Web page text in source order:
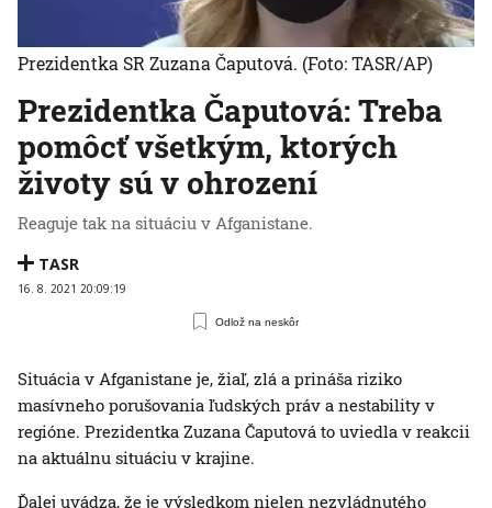
Prezidentka Čaputová: Treba
pomôcť všetkým, ktorých
životy sú v ohrození
Reaguje tak na situáciu v Afganistane.
TASR
16. 8. 2021 20:09:19
Odlož na neskôr
Prezidentka SR Zuzana Čaputová. (Foto: TASR/AP)
Situácia v Afganistane je, žiaľ, zlá a prináša riziko
masívneho porušovania ľudských práv a nestability v
regióne. Prezidentka Zuzana Čaputová to uviedla v reakcii
na aktuálnu situáciu v krajine.
Ďalej uvádza, že je výsledkom nielen nezvládnutého